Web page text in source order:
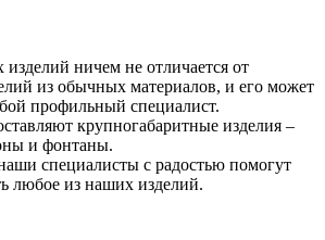
ничем не отличается от
из обычных материалов, и его может
профильный специалист.
крупногабаритные изделия –
и фонтаны.
специалисты с радостью помогут
любое из наших изделий.